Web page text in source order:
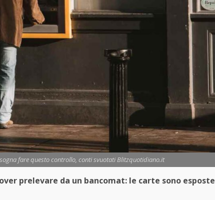
fare questo controllo, conti svuotati Blitzquotidiano.it
prelevare da un bancomat: le carte sono esposte